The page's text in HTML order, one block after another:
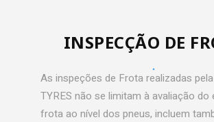
INSPECÇÃO DE
As inspeções de Frota realizadas pela
TYRES não se limitam à avaliação do
frota ao nível dos pneus, incluem